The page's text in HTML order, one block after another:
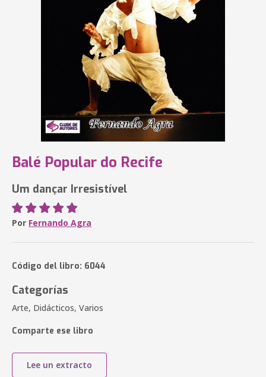
Balé Popular do Recife
Um dançar Irresistível
Por Fernando Agra
Código del libro: 6044
Categorías
Arte, Didácticos, Varios
Comparte ese libro
Lee un extracto